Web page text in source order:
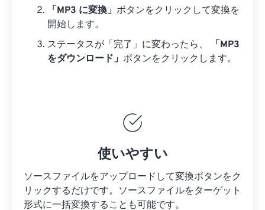
「MP3 に変換」 ボタンをクリックして変換を
開始します。
ステータスが「完了」に変わったら、
「MP3
をダウンロード」 ボタンをクリックします。
使いやすい
ソースファイルをアップロードして変換ボタンをク
リックするだけです。 ソースファイルをターゲット
形式に一括変換することも可能です。